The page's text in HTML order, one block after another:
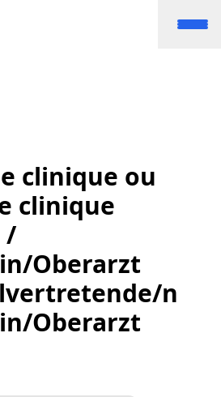
clinique ou
clinique
/
Oberarzt
n
Oberarzt